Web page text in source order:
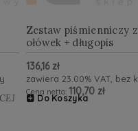
Zestaw piśmienniczy
ołówek + długopis
136,16 zł
zawiera 23.00% VAT, bez
Cena netto: 110,70 zł
Do Koszyka